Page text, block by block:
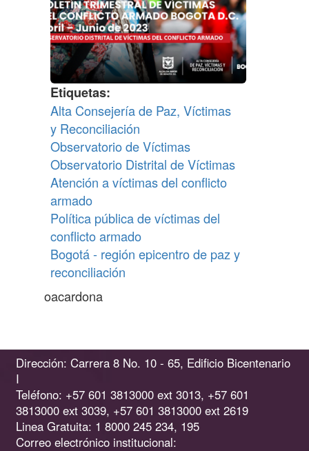
Etiquetas
Alta Consejería de Paz, Víctimas
y Reconciliación
Observatorio de Víctimas
Observatorio Distrital de Víctimas
Atención a víctimas del conflicto
armado
Política pública de víctimas del
conflicto armado
Bogotá - región epicentro de paz y
reconciliación
oacardona
Dirección: Carrera 8 No. 10 - 65, Edificio Bicentenario
I
Teléfono: +57 601 3813000 ext 3013, +57 601
3813000 ext 3039, +57 601 3813000 ext 2619
Linea Gratuita: 1 8000 245 234, 195
Correo electrónico institucional: